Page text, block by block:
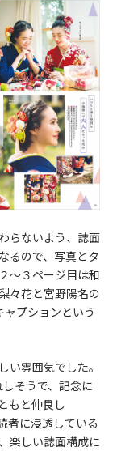
らないよう、誌面
るので、写真とタ
～３ページ目は和
々花と宮野陽名の
プションという
い雰囲気でした。
そうで、記念に
もと仲良し
者に浸透している
楽しい誌面構成に